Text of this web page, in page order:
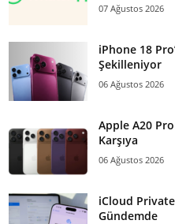
07 Ağustos 2026
iPhone 18
Şekilleniyor
06 Ağustos 2026
Apple A20
Karşıya
06 Ağustos 2026
iCloud Private
Gündemde